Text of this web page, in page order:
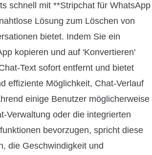
schnell mit **Stripchat für WhatsApp
Lösung zum Löschen von
bietet. Indem Sie ein
kopieren und auf 'Konvertieren'
Text sofort entfernt und bietet
effiziente Möglichkeit, Chat-Verlauf
einige Benutzer möglicherweise
Verwaltung oder die integrierten
bevorzugen, spricht diese
die Geschwindigkeit und